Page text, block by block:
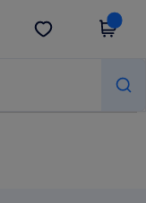
Λήψη app